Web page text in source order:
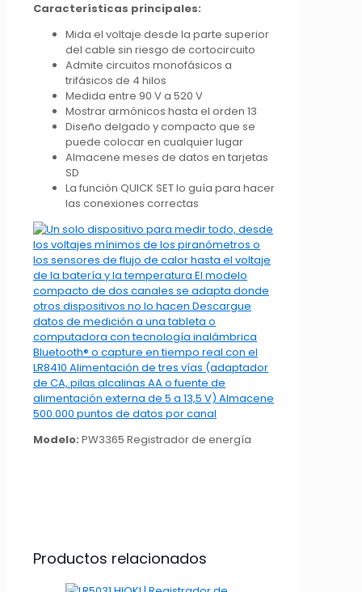
Características principales:
Mida el voltaje desde la parte superior
del cable sin riesgo de cortocircuito
Admite circuitos monofásicos a
trifásicos de 4 hilos
Medida entre 90 V a 520 V
Mostrar armónicos hasta el orden 13
Diseño delgado y compacto que se
puede colocar en cualquier lugar
Almacene meses de datos en tarjetas
SD
La función QUICK SET lo guía para hacer
las conexiones correctas
Modelo: PW3365 Registrador de energía
Productos relacionados